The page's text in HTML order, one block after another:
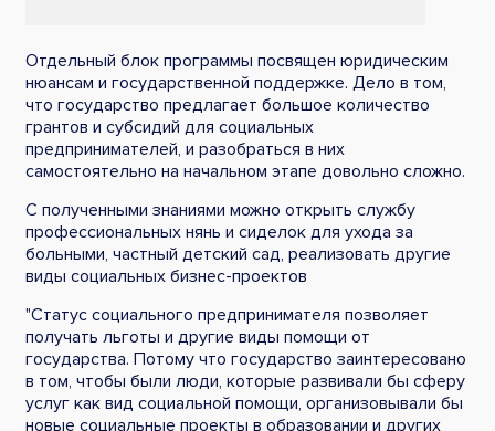
Отдельный блок программы посвящен юридическим
нюансам и государственной поддержке. Дело в том,
что государство предлагает большое количество
грантов и субсидий для социальных
предпринимателей, и разобраться в них
самостоятельно на начальном этапе довольно сложно.
С полученными знаниями можно открыть службу
профессиональных нянь и сиделок для ухода за
больными, частный детский сад, реализовать другие
виды социальных бизнес-проектов
"Статус социального предпринимателя позволяет
получать льготы и другие виды помощи от
государства. Потому что государство заинтересовано
в том, чтобы были люди, которые развивали бы сферу
услуг как вид социальной помощи, организовывали бы
новые социальные проекты в образовании и других